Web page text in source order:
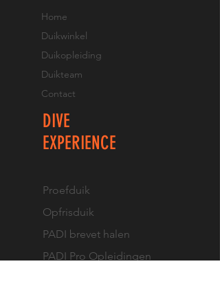
Home
Duikwinkel
Duikopleiding
Duikteam
Contact
DIVE
EXPERIENCE
Proefduik
Opfrisduik
PADI brevet halen
PADI Pro Opleidingen